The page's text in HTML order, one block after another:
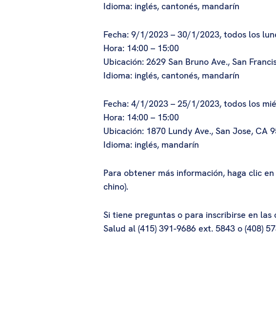
Idioma: inglés, cantonés, mandarín
Fecha: 9/1/2023 – 30/1/2023, todos los
Hora: 14:00 – 15:00
Ubicación: 2629 San Bruno Ave., San
Idioma: inglés, cantonés, mandarín
Fecha: 4/1/2023 – 25/1/2023, todos los
Hora: 14:00 – 15:00
Ubicación: 1870 Lundy Ave., San Jose, CA
Idioma: inglés, mandarín
Para obtener más información, haga clic en
chino).
Si tiene preguntas o para inscribirse en
Salud al (415) 391-9686 ext. 5843 o (408)